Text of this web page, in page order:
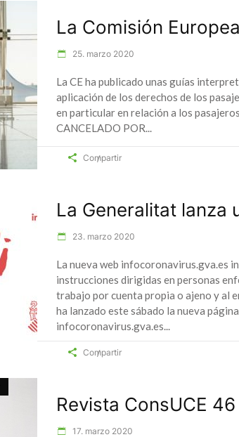
La Comisión
25. marzo 2020
La CE ha publicado unas guías
aplicación de los derechos de los
en particular en relación a los
CANCELADO POR
Compartir
La Generalitat lanza
23. marzo 2020
La nueva web infocoronavirus.gva.es
instrucciones dirigidas en personas
trabajo por cuenta propia o ajeno y al
ha lanzado este sábado la nueva
infocoronavirus.gva.es
Compartir
Revista ConsUCE
17. marzo 2020